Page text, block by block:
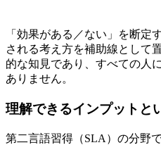
「効果がある／ない」を断定
される考え方を補助線として
的な知見であり、すべての人
ありません。
理解できるインプットと
第二言語習得（SLA）の分野